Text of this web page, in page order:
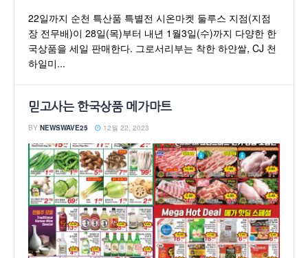
22일까지 순천 특산품 특별전 시온마켓 둘루스 지점(지점
장 전무배)이 28일(목)부터 내년 1월3일(수)까지 다양한 한
국상품을 세일 판매한다. 그로서리부는 착한 하얀쌀, CJ 천
하일미...
믿고사는 한국상품 메가마트
BY NEWSWAVE25 12월 22, 2023